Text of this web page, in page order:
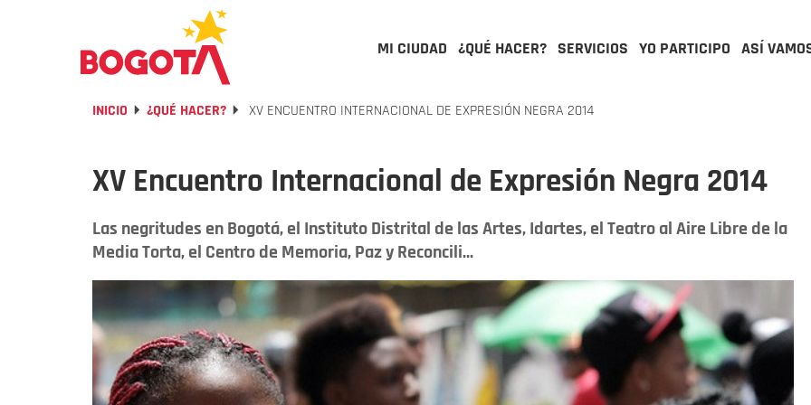
MI CIUDAD ¿QUÉ HACER? SERVICIOS YO PARTICIPO ASÍ
INICIO ¿QUÉ HACER? XV ENCUENTRO INTERNACIONAL DE EXPRESIÓN NEGRA 2014
XV Encuentro Internacional de Expresión Negra 2014
Las negritudes en Bogotá, el Instituto Distrital de las Artes, Idartes, el Teatro al Aire Libre de la
Media Torta, el Centro de Memoria, Paz y Reconcili...